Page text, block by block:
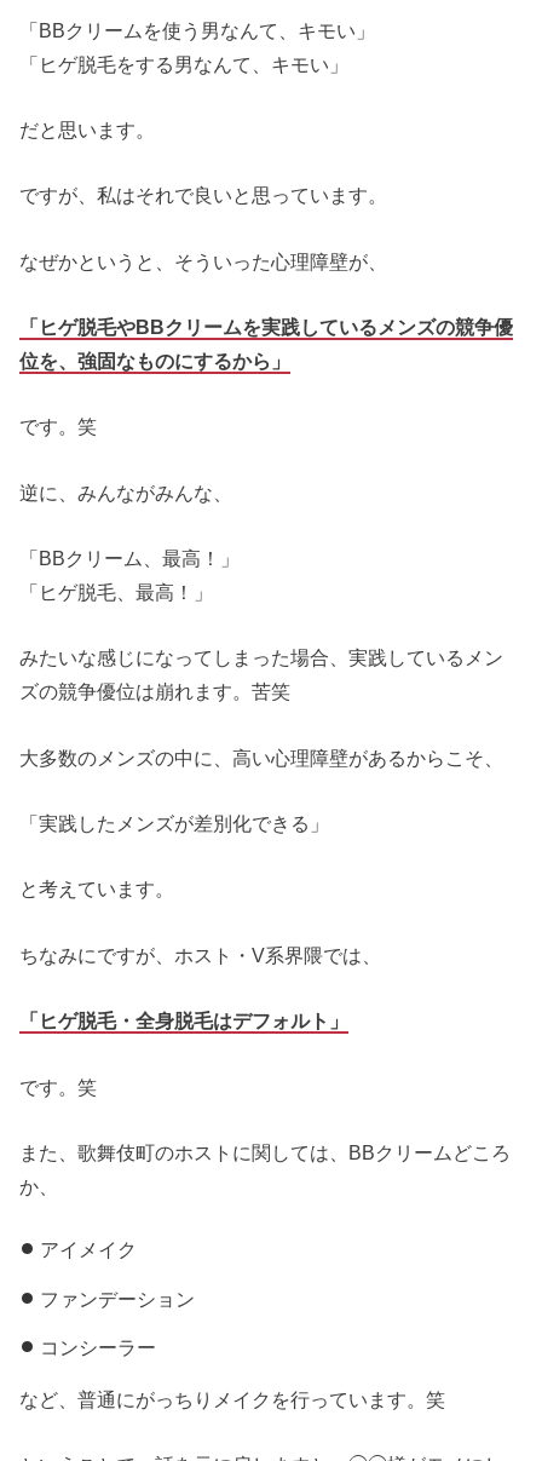
「BBクリームを使う男なんて、キモい」
「ヒゲ脱毛をする男なんて、キモい」
だと思います。
ですが、私はそれで良いと思っています。
なぜかというと、そういった心理障壁が、
「ヒゲ脱毛やBBクリームを実践しているメンズの競争優
位を、強固なものにするから」
です。笑
逆に、みんながみんな、
「BBクリーム、最高！」
「ヒゲ脱毛、最高！」
みたいな感じになってしまった場合、実践しているメン
ズの競争優位は崩れます。苦笑
大多数のメンズの中に、高い心理障壁があるからこそ、
「実践したメンズが差別化できる」
と考えています。
ちなみにですが、ホスト・V系界隈では、
「ヒゲ脱毛・全身脱毛はデフォルト」
です。笑
また、歌舞伎町のホストに関しては、BBクリームどころ
か、
アイメイク
ファンデーション
コンシーラー
など、普通にがっちりメイクを行っています。笑